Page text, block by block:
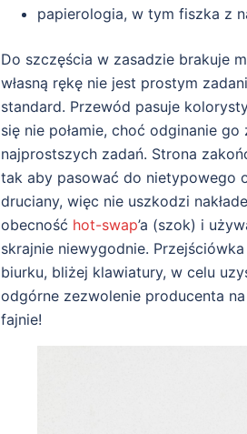
papierologia, w tym fiszka z
Do szczęścia w zasadzie brakuje
własną rękę nie jest prostym
standard. Przewód pasuje
się nie połamie, choć odginanie
najprostszych zadań. Strona
tak aby pasować do nietypowego
druciany, więc nie uszkodzi
obecność hot-swap’a (szok) i
skrajnie niewygodnie.
biurku, bliżej klawiatury, w celu
odgórne zezwolenie producenta
fajnie!